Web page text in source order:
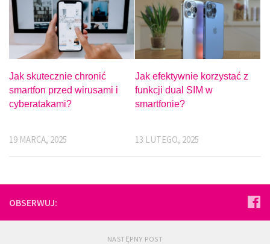
Jak skutecznie chronić
smartfon przed wirusami i
cyberatakami?
19 MARCA, 2025
Jak efektywnie korzystać z
funkcji dual SIM w
smartfonie?
13 LUTEGO, 2025
OBSERWUJ:
NASTĘPNY POST